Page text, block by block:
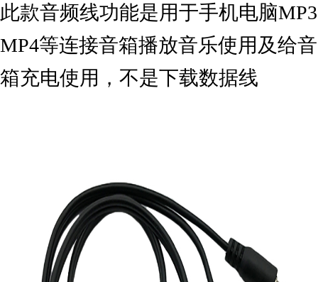
此款音频线功能是用于手机电脑MP3
MP4等连接音箱播放音乐使用及给音
箱充电使用，不是下载数据线